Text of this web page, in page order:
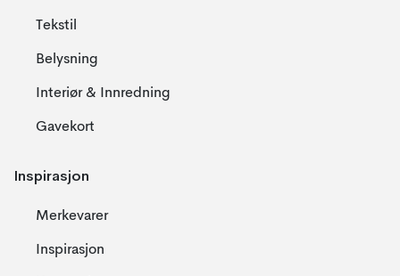
Tekstil
Belysning
Interiør & Innredning
Gavekort
Inspirasjon
Merkevarer
Inspirasjon